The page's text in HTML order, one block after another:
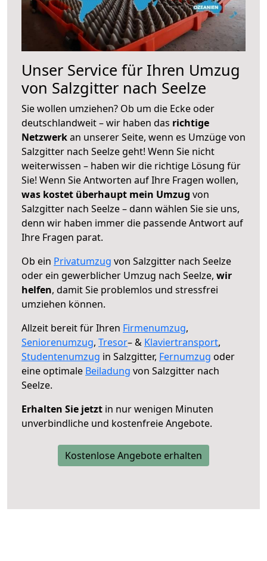
Unser Service für Ihren Umzug
von Salzgitter nach Seelze
Sie wollen umziehen? Ob um die Ecke oder
deutschlandweit – wir haben das richtige
Netzwerkan unserer Seite, wenn es Umzüge von
Salzgitter nach Seelze geht! Wenn Sie nicht
weiterwissen – haben wir die richtige Lösung für
Sie! Wenn Sie Antworten auf Ihre Fragen wollen,
was kostet überhaupt mein Umzug von
Salzgitter nach Seelze – dann wählen Sie sie uns,
denn wir haben immer die passende Antwort auf
Ihre Fragen parat.
Ob ein Privatumzug von Salzgitter nach Seelze
oder ein gewerblicher Umzug nach Seelze, wir
helfen, damit Sie problemlos und stressfrei
umziehen können.
Allzeit bereit für Ihren Firmenumzug,
Seniorenumzug, Tresor– & Klaviertransport,
Studentenumzug in Salzgitter, Fernumzug oder
eine optimale Beiladung von Salzgitter nach
Seelze.
Erhalten Sie jetzt in nur wenigen Minuten
unverbindliche und kostenfreie Angebote.
Kostenlose Angebote erhalten